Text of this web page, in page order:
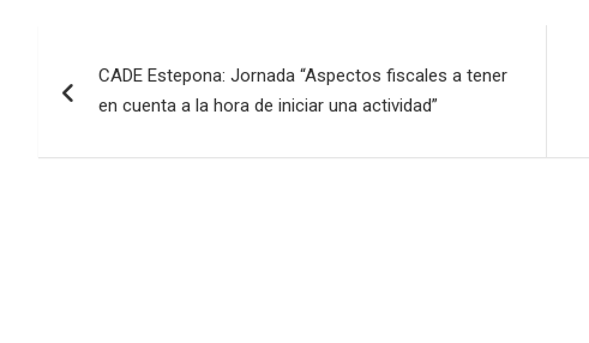
de
entradas
CADE Estepona: Jornada “Aspectos fiscales a tener
en cuenta a la hora de iniciar una actividad”